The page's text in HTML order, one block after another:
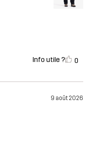
Info utile ? 0
9 août 2026